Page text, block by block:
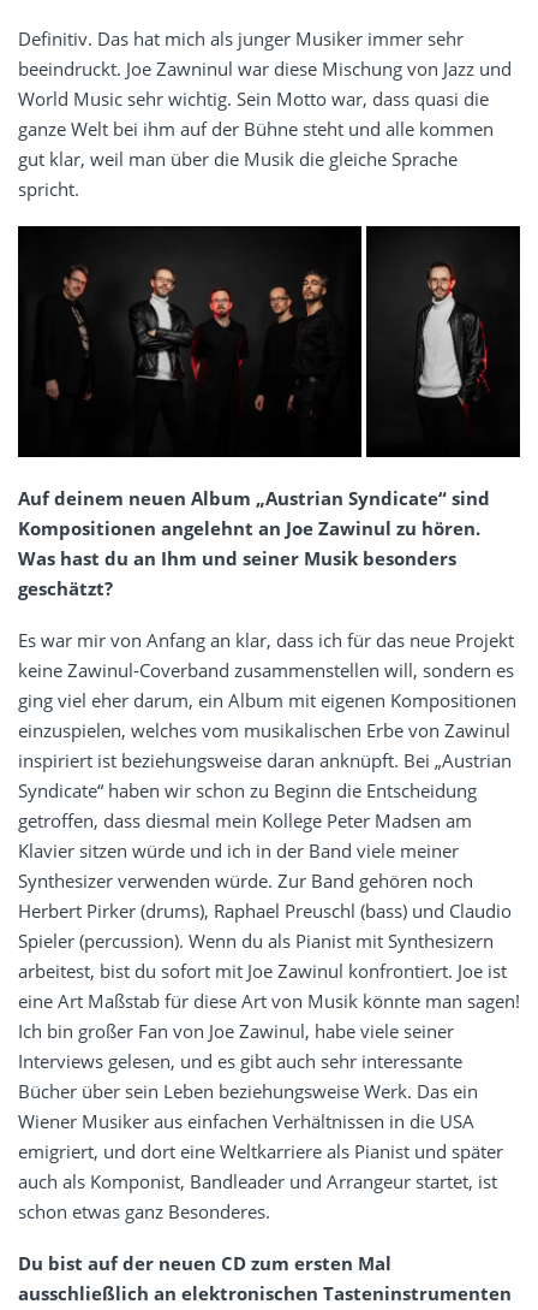
Definitiv. Das hat mich als junger Musiker immer sehr
beeindruckt. Joe Zawninul war diese Mischung von Jazz und
World Music sehr wichtig. Sein Motto war, dass quasi die
ganze Welt bei ihm auf der Bühne steht und alle kommen
gut klar, weil man über die Musik die gleiche Sprache
spricht.
Auf deinem neuen Album „Austrian Syndicate“ sind
Kompositionen angelehnt an Joe Zawinul zu hören.
Was hast du an Ihm und seiner Musik besonders
geschätzt?
Es war mir von Anfang an klar, dass ich für das neue Projekt
keine Zawinul-Coverband zusammenstellen will, sondern es
ging viel eher darum, ein Album mit eigenen Kompositionen
einzuspielen, welches vom musikalischen Erbe von Zawinul
inspiriert ist beziehungsweise daran anknüpft. Bei „Austrian
Syndicate“ haben wir schon zu Beginn die Entscheidung
getroffen, dass diesmal mein Kollege Peter Madsen am
Klavier sitzen würde und ich in der Band viele meiner
Synthesizer verwenden würde. Zur Band gehören noch
Herbert Pirker (drums), Raphael Preuschl (bass) und Claudio
Spieler (percussion). Wenn du als Pianist mit Synthesizern
arbeitest, bist du sofort mit Joe Zawinul konfrontiert. Joe ist
eine Art Maßstab für diese Art von Musik könnte man sagen!
Ich bin großer Fan von Joe Zawinul, habe viele seiner
Interviews gelesen, und es gibt auch sehr interessante
Bücher über sein Leben beziehungsweise Werk. Das ein
Wiener Musiker aus einfachen Verhältnissen in die USA
emigriert, und dort eine Weltkarriere als Pianist und später
auch als Komponist, Bandleader und Arrangeur startet, ist
schon etwas ganz Besonderes.
Du bist auf der neuen CD zum ersten Mal
ausschließlich an elektronischen Tasteninstrumenten